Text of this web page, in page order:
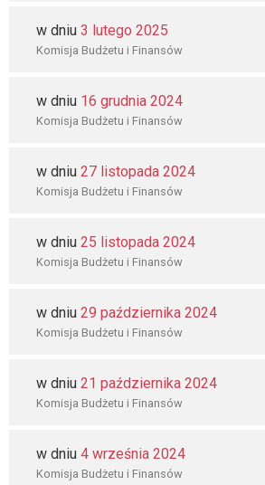
w dniu 3 lutego 2025
Komisja Budżetu i Finansów
w dniu 16 grudnia 2024
Komisja Budżetu i Finansów
w dniu 27 listopada 2024
Komisja Budżetu i Finansów
w dniu 25 listopada 2024
Komisja Budżetu i Finansów
w dniu 29 października 2024
Komisja Budżetu i Finansów
w dniu 21 października 2024
Komisja Budżetu i Finansów
w dniu 4 września 2024
Komisja Budżetu i Finansów